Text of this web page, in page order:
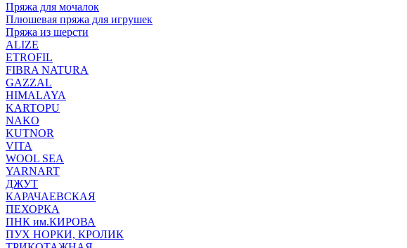
Пряжа для мочалок
Плюшевая пряжа для игрушек
Пряжа из шерсти
ALIZE
ETROFIL
FIBRA NATURA
GAZZAL
HIMALAYA
KARTOPU
NAKO
KUTNOR
VITA
WOOL SEA
YARNART
ДЖУТ
КАРАЧАЕВСКАЯ
ПЕХОРКА
ПНК им.КИРОВА
ПУХ НОРКИ, КРОЛИК